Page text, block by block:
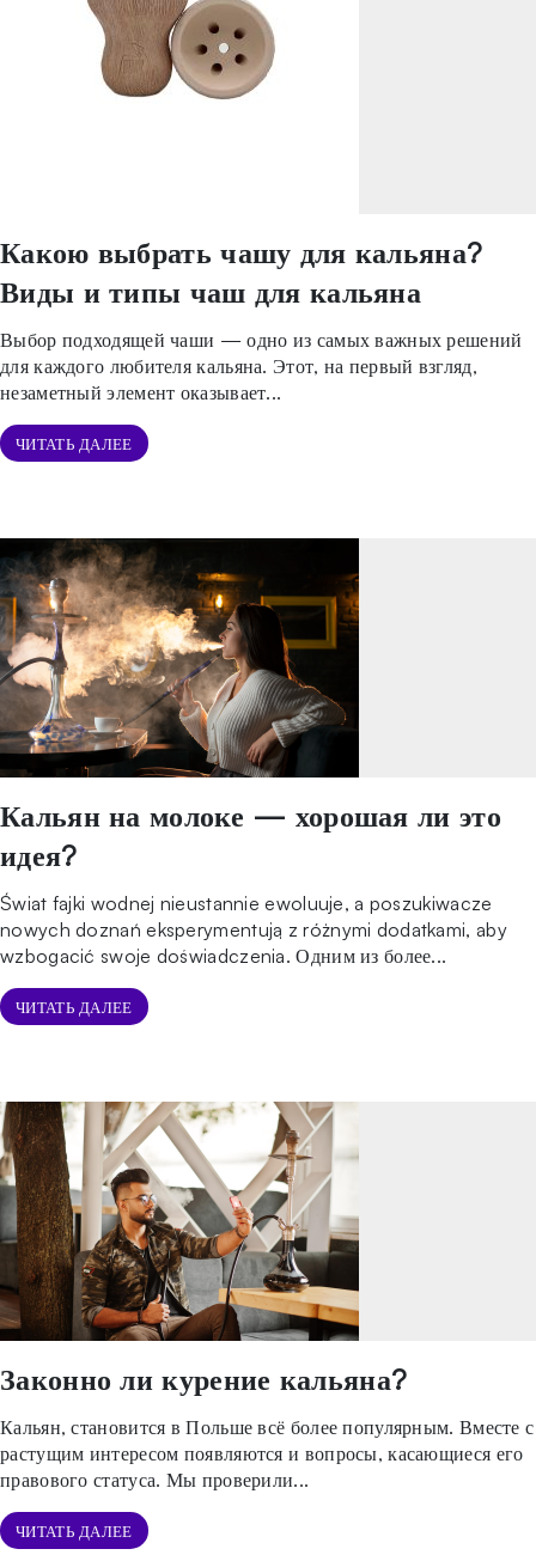
Какою выбрать чашу для кальяна?
Виды и типы чаш для кальяна
Выбор подходящей чаши — одно из самых важных решений
для каждого любителя кальяна. Этот, на первый взгляд,
незаметный элемент оказывает...
ЧИТАТЬ ДАЛЕЕ
Кальян на молоке — хорошая ли это
идея?
Świat fajki wodnej nieustannie ewoluuje, a poszukiwacze
nowych doznań eksperymentują z różnymi dodatkami, aby
wzbogacić swoje doświadczenia. Одним из более...
ЧИТАТЬ ДАЛЕЕ
Законно ли курение кальяна?
Кальян, становится в Польше всё более популярным. Вместе с
растущим интересом появляются и вопросы, касающиеся его
правового статуса. Мы проверили...
ЧИТАТЬ ДАЛЕЕ